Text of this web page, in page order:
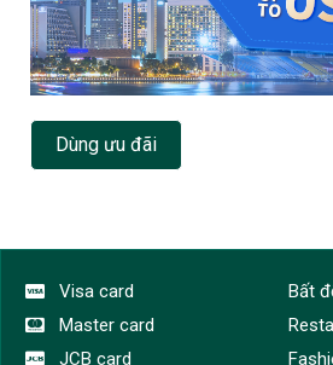
Dùng ưu đãi
Visa card
Master card
JCB card
Bất